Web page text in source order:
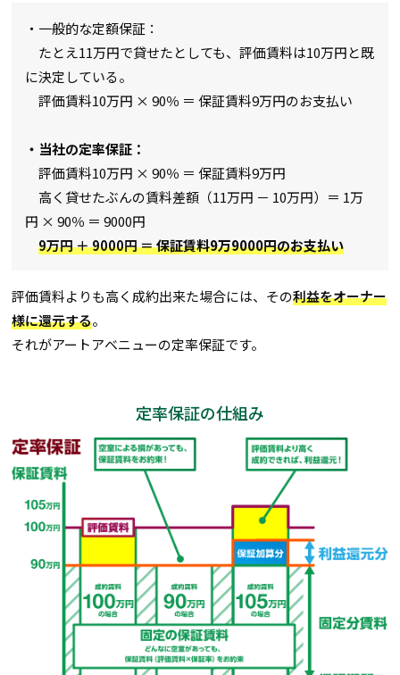
・一般的な定額保証：
たとえ11万円で貸せたとしても、評価賃料は10万円と既
に決定している。
評価賃料10万円 × 90％ ＝ 保証賃料9万円のお支払い
・当社の定率保証：
評価賃料10万円 × 90％ ＝ 保証賃料9万円
高く貸せたぶんの賃料差額（11万円 － 10万円）＝ 1万
円 × 90％ ＝ 9000円
9万円 ＋ 9000円 ＝保証賃料9万9000円のお支払い
評価賃料よりも高く成約出来た場合には、その利益をオーナー
様に還元する。
それがアートアベニューの定率保証です。
定率保証の仕組み